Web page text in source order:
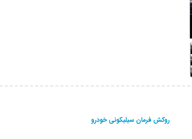
روکش فرمان سیلیکونی خودرو